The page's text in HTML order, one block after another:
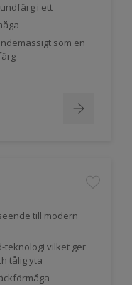
i ett
som en
till modern
teknologi vilket ger
tålig yta